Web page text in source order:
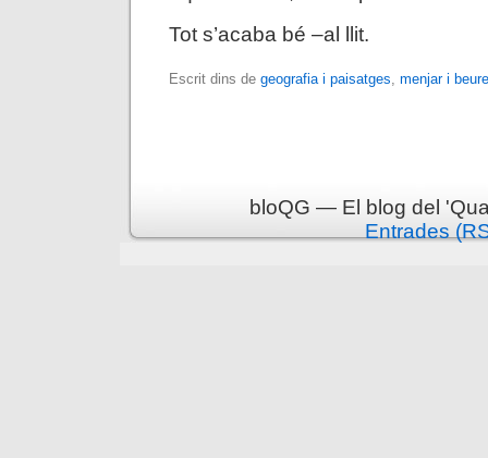
Tot s’acaba bé –al llit.
Escrit dins de geografia i paisatges, menjar i beure
bloQG — El blog del
Entrades